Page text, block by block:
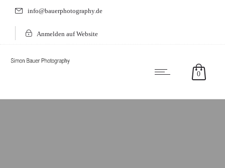
info@bauerphotography.de
Anmelden auf Website
0